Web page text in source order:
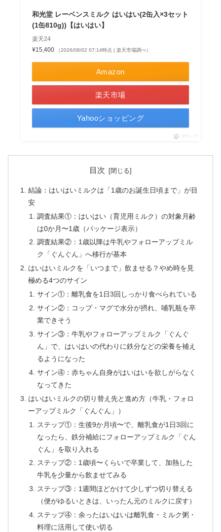
和光堂 レーベンスミルク はいはい(2缶入×3セット
(1缶810g))【はいはい】
楽天24
¥15,400
（2026/08/02 07:14時点 | 楽天市場調べ）
Amazon
楽天市場
Yahooショッピング
ポチップ
目次
結論：はいはいミルクは「1歳のお誕生日頃まで」が目
安
調査結果①：はいはい（育児用ミルク）の対象月齢
は0か月〜1歳（パッケージ表示）
調査結果②：1歳以降は牛乳やフォローアップミル
ク「ぐんぐん」へ移行が基本
はいはいミルクを「いつまで」飲ませる？やめ時を見
極める4つのサイン
サイン①：離乳食を1日3回しっかり食べられている
サイン②：コップ・マグで水分が摂れ、哺乳瓶を卒
業できそう
サイン③：牛乳やフォローアップミルク「ぐんぐ
ん」で、はいはいの代わりに鉄分などの栄養を補え
るようになった
サイン④：赤ちゃん自身がはいはいを欲しがらなく
なってきた
はいはいミルクの切り替え先と進め方（牛乳・フォロ
ーアップミルク「ぐんぐん」）
ステップ①：生後9か月頃〜で、離乳食が1日3回に
なったら、鉄分補給にフォローアップミルク「ぐん
ぐん」を取り入れる
ステップ②：1歳頃〜くらいで卒業して、加熱した
牛乳を少量から飲ませてみる
ステップ③：1週間ほどかけて少しずつ切り替える
（便がゆるいときは、いったん元のミルクに戻す）
ステップ④：余ったはいはいは離乳食・ミルク粥・
料理に活用して使い切る